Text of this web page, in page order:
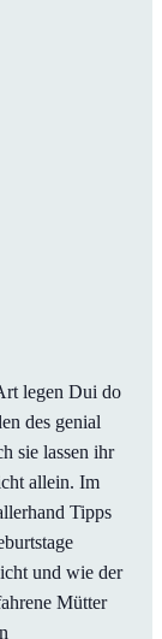
legen Dui do
des genial
sie lassen ihr
allein. Im
Tipps
und wie der
Mütter